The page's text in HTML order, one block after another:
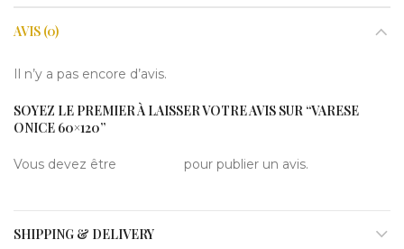
AVIS (0)
Il n’y a pas encore d’avis.
SOYEZ LE PREMIER À LAISSER VOTRE AVIS SUR “VARESE
ONICE 60×120”
Vous devez être pour publier un avis.
SHIPPING & DELIVERY